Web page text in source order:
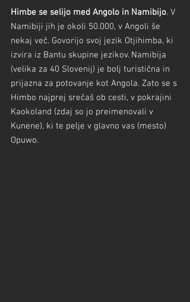
Himbe se selijo med Angolo in Namibijo. V
Namibiji jih je okoli 50.000, v Angoli še
nekaj več. Govorijo svoj jezik Otjihimba, ki
izvira iz Bantu skupine jezikov. Namibija
(velika za 40 Slovenij) je bolj turistična in
prijazna za potovanje kot Angola. Zato se s
Himbo najprej srečaš ob cesti, v pokrajini
Kaokoland (zdaj so jo preimenovali v
Kunene), ki te pelje v glavno vas (mesto)
Opuwo.